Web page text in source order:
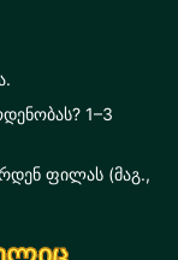
1–3
ფილას (მაგ.,